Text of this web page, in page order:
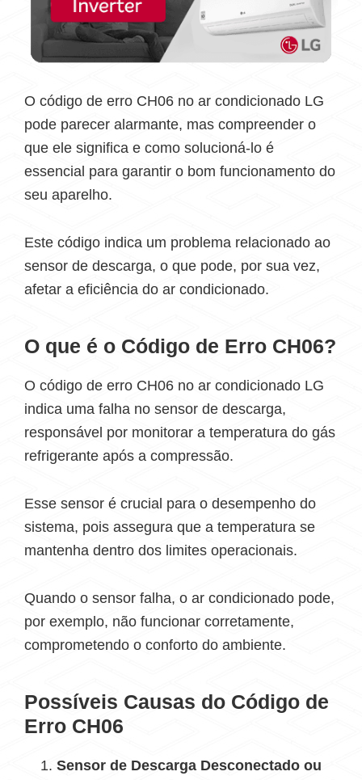
O código de erro CH06 no ar condicionado LG
pode parecer alarmante, mas compreender o
que ele significa e como solucioná-lo é
essencial para garantir o bom funcionamento do
seu aparelho.
Este código indica um problema relacionado ao
sensor de descarga, o que pode, por sua vez,
afetar a eficiência do ar condicionado.
O que é o Código de Erro CH06?
O código de erro CH06 no ar condicionado LG
indica uma falha no sensor de descarga,
responsável por monitorar a temperatura do gás
refrigerante após a compressão.
Esse sensor é crucial para o desempenho do
sistema, pois assegura que a temperatura se
mantenha dentro dos limites operacionais.
Quando o sensor falha, o ar condicionado pode,
por exemplo, não funcionar corretamente,
comprometendo o conforto do ambiente.
Possíveis Causas do Código de
Erro CH06
Sensor de Descarga Desconectado ou